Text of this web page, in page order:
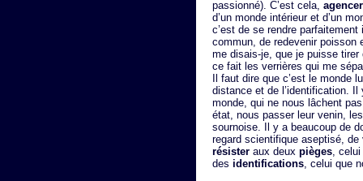
passionné). C’est cela, agencer
d’un monde intérieur et d’un
c’est de se rendre
commun, de redevenir poisson
me disais-je, que je puisse tirer
ce fait les verrières qui me
Il faut dire que c’est le monde
distance et de l’identification.
monde, qui ne nous lâchent
état, nous passer leur venin,
sournoise. Il y a beaucoup de
regard scientifique aseptisé,
résister aux deux pièges,
des identifications, celui que